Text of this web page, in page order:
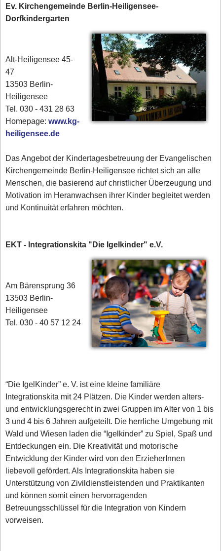
Ev. Kirchengemeinde Berlin-Heiligensee-
Dorfkindergarten
Alt-Heiligensee 45-
47
13503 Berlin-
Heiligensee
Tel. 030 - 431 28 63
Homepage:www.kg-
heiligensee.de
Das Angebot der Kindertagesbetreuung der Evangelischen
Kirchengemeinde Berlin-Heiligensee richtet sich an alle
Menschen, die basierend auf christlicher Überzeugung und
Motivation im Heranwachsen ihrer Kinder begleitet werden
und Kontinuität erfahren möchten.
EKT - Integrationskita "Die Igelkinder" e.V.
Am Bärensprung 36
13503 Berlin-
Heiligensee
Tel. 030 - 40 57 12 24
“Die IgelKinder” e. V. ist eine kleine familiäre
Integrationskita mit 24 Plätzen. Die Kinder werden alters-
und entwicklungsgerecht in zwei Gruppen im Alter von 1 bis
3 und 4 bis 6 Jahren aufgeteilt. Die herrliche Umgebung mit
Wald und Wiesen laden die “Igelkinder” zu Spiel, Spaß und
Entdeckungen ein. Die Kreativität und motorische
Entwicklung der Kinder wird von den ErzieherInnen
liebevoll gefördert. Als Integrationskita haben sie
Unterstützung von Zivildienstleistenden und Praktikanten
und können somit einen hervorragenden
Betreuungsschlüssel für die Integration von Kindern
vorweisen.